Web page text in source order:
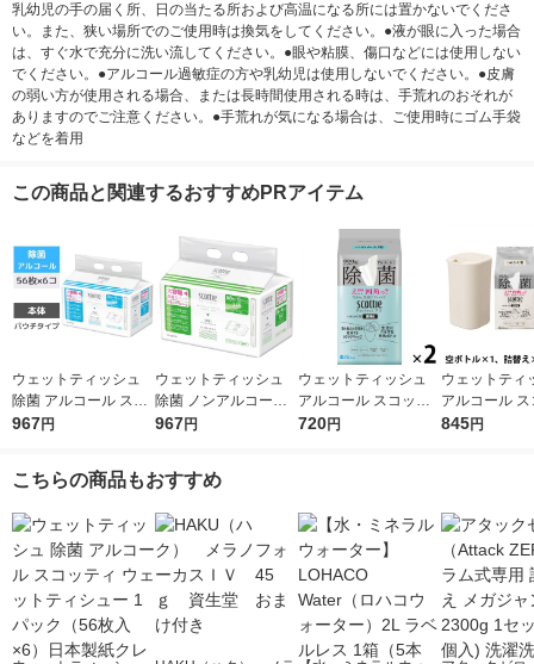
乳幼児の手の届く所、日の当たる所および高温になる所には置かないでくださ
い。また、狭い場所でのご使用時は換気をしてください。●液が眼に入った場合
は、すぐ水で充分に洗い流してください。●眼や粘膜、傷口などには使用しない
でください。●アルコール過敏症の方や乳幼児は使用しないでください。●皮膚
の弱い方が使用される場合、または長時間使用される時は、手荒れのおそれが
ありますのでご注意ください。●手荒れが気になる場合は、ご使用時にゴム手袋
などを着用
この商品と関連するおすすめPRアイテム
ウェットティッシュ
除菌 アルコール スコ
ッティ ウェットティ
シア
967円
ウェットティッシュ
除菌 ノンアルコール
スコッティ ウェット
紙クレシア
967円
ウェットティッシュ
アルコール スコッテ
ィ パーフェクトフィ
720円
ウェットティ
アルコール
ィ パーフェク
ア 限定
845円
こちらの商品もおすすめ